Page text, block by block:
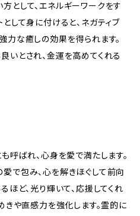
として、エネルギーワークをす
して身に付けると、ネガティブ
力な癒しの効果を得られます。
いとされ、金運を高めてくれる
呼ばれ、心身を愛で満たします。
で包み、心を解きほぐして前向
ほど、光り輝いて、応援してくれ
きや直感力を強化します。霊的に